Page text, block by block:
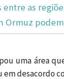
entre as
Ormuz
uma área
em desacordo